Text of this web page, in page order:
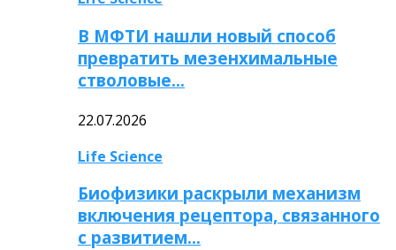
В МФТИ нашли новый способ
превратить мезенхимальные
стволовые…
22.07.2026
Life Science
Биофизики раскрыли механизм
включения рецептора, связанного
с развитием…